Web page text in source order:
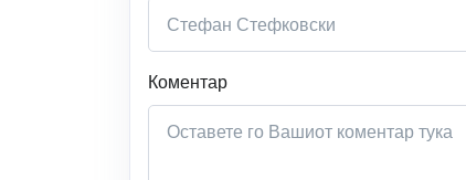
Коментар